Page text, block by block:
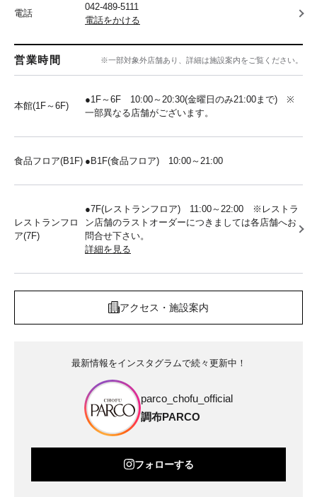
電話
042-489-5111
電話をかける
営業時間 ※一部対象外店舗あり、詳細は施設案内をご覧ください。
本館(1F～6F)
●1F～6F 10:00～20:30(金曜日のみ21:00まで) ※
一部異なる店舗がございます。
食品フロア(B1F) ●B1F(食品フロア) 10:00～21:00
レストランフロ
ア(7F)
●7F(レストランフロア) 11:00～22:00 ※レストラ
ン店舗のラストオーダーにつきましては各店舗へお
問合せ下さい。
詳細を見る
アクセス・施設案内
最新情報をインスタグラムで続々更新中！
parco_chofu_official
調布PARCO
フォローする